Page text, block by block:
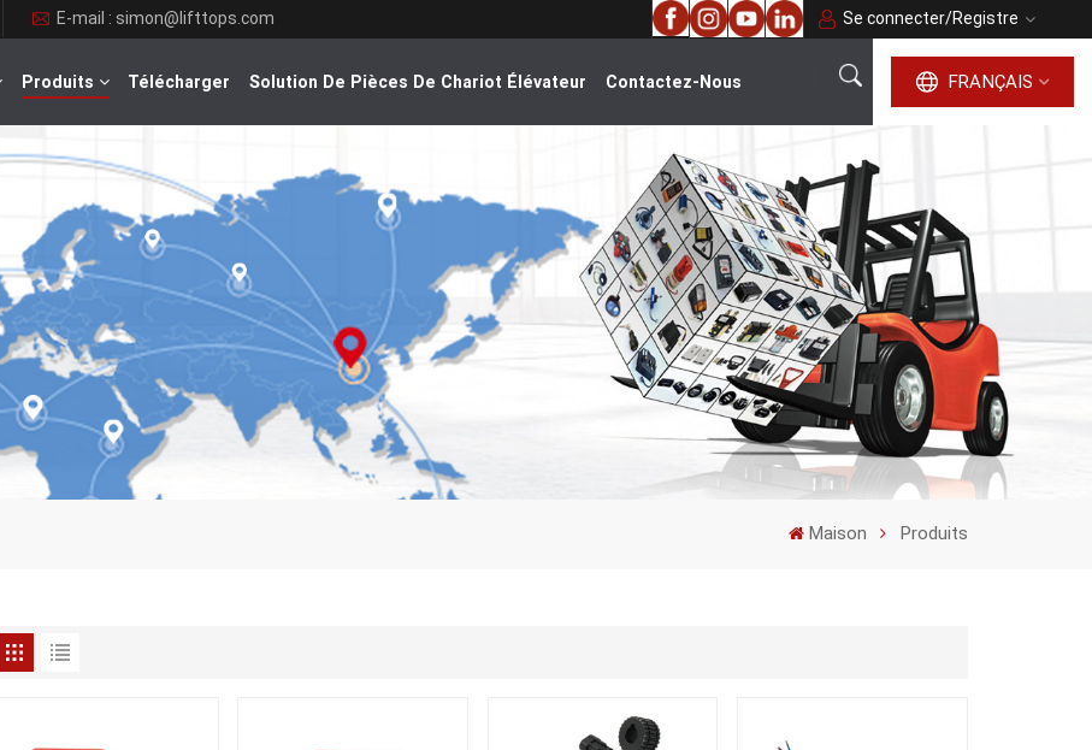
E-mail : simon@lifttops.com Se connecter/Registre
Produits Télécharger Solution De Pièces De Chariot Élévateur Contactez-Nous FRANÇAIS
français
English
русский
español
português
العربية
Maison Produits